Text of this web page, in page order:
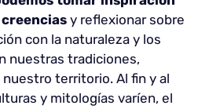
y reflexionar sobre
con la naturaleza y los
nuestras tradiciones,
territorio. Al fin y al
y mitologías varíen, el